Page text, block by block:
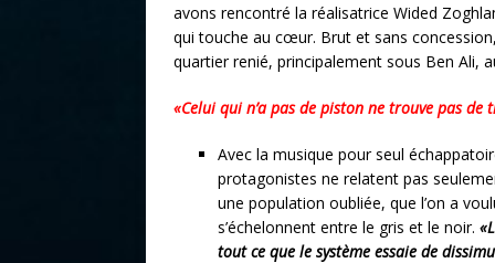
avons rencontré la réalisatrice Wided
qui touche au cœur. Brut et sans
quartier renié, principalement sous Ben Ali,
«Celui qui n’a pas de piston ne trouve pas
Avec la musique pour seul
protagonistes ne relatent pas
une population oubliée, que l’on a
s’échelonnent entre le gris et le noir.
tout ce que le système essaie de